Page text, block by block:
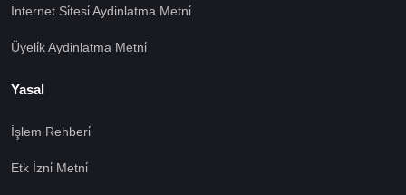
İnternet Si̇tesi̇ Aydinlatma Metni̇
Üyeli̇k Aydinlatma Metni̇
Yasal
İşlem Rehberi̇
Etk İzni̇ Metni̇
🍪 Çerez Kullanıyoruz!